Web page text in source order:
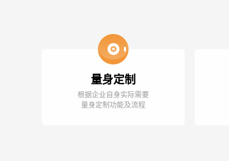
量身定制
根据企业自身实际需要
量身定制功能及流程